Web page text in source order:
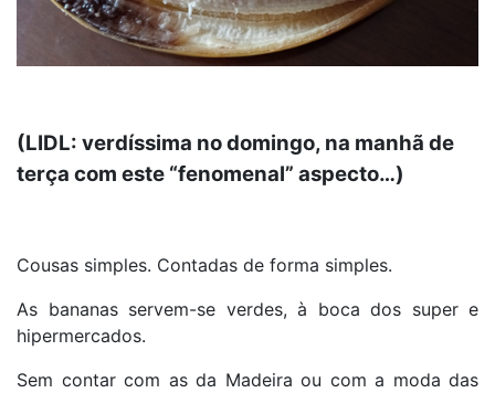
(LIDL: verdíssima no domingo, na manhã de
terça com este “fenomenal” aspecto…)
Cousas simples. Contadas de forma simples.
As bananas servem-se verdes, à boca dos super e
hipermercados.
Sem contar com as da Madeira ou com a moda das